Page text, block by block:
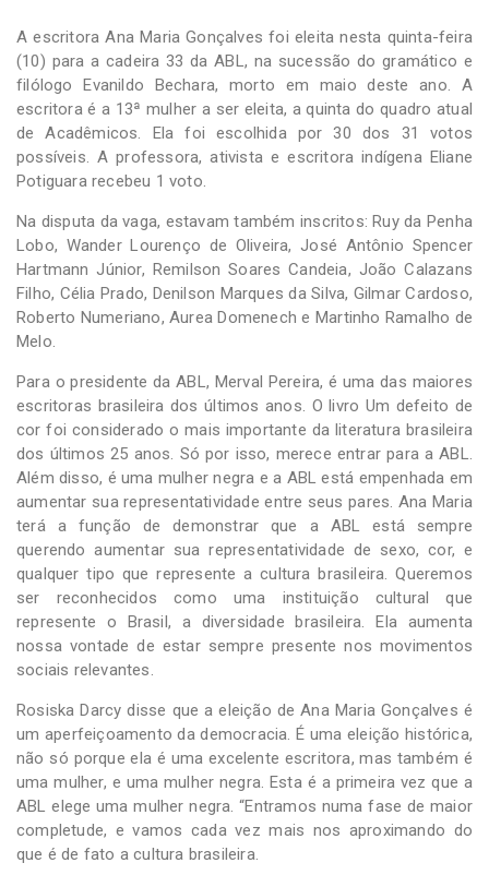
A escritora Ana Maria Gonçalves foi eleita nesta quinta-feira
(10) para a cadeira 33 da ABL, na sucessão do gramático e
filólogo Evanildo Bechara, morto em maio deste ano. A
escritora é a 13ª mulher a ser eleita, a quinta do quadro atual
de Acadêmicos. Ela foi escolhida por 30 dos 31 votos
possíveis. A professora, ativista e escritora indígena Eliane
Potiguara recebeu 1 voto.
Na disputa da vaga, estavam também inscritos: Ruy da Penha
Lobo, Wander Lourenço de Oliveira, José Antônio Spencer
Hartmann Júnior, Remilson Soares Candeia, João Calazans
Filho, Célia Prado, Denilson Marques da Silva, Gilmar Cardoso,
Roberto Numeriano, Aurea Domenech e Martinho Ramalho de
Melo.
Para o presidente da ABL, Merval Pereira, é uma das maiores
escritoras brasileira dos últimos anos. O livro Um defeito de
cor foi considerado o mais importante da literatura brasileira
dos últimos 25 anos. Só por isso, merece entrar para a ABL.
Além disso, é uma mulher negra e a ABL está empenhada em
aumentar sua representatividade entre seus pares. Ana Maria
terá a função de demonstrar que a ABL está sempre
querendo aumentar sua representatividade de sexo, cor, e
qualquer tipo que represente a cultura brasileira. Queremos
ser reconhecidos como uma instituição cultural que
represente o Brasil, a diversidade brasileira. Ela aumenta
nossa vontade de estar sempre presente nos movimentos
sociais relevantes.
Rosiska Darcy disse que a eleição de Ana Maria Gonçalves é
um aperfeiçoamento da democracia. É uma eleição histórica,
não só porque ela é uma excelente escritora, mas também é
uma mulher, e uma mulher negra. Esta é a primeira vez que a
ABL elege uma mulher negra. “Entramos numa fase de maior
completude, e vamos cada vez mais nos aproximando do
que é de fato a cultura brasileira.